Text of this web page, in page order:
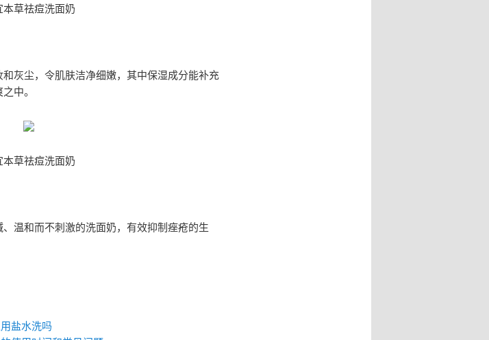
草祛痘洗面奶
灰尘，令肌肤洁净细嫩，其中保湿成分能补充
中。
草祛痘洗面奶
温和而不刺激的洗面奶，有效抑制痤疮的生
盐水洗吗